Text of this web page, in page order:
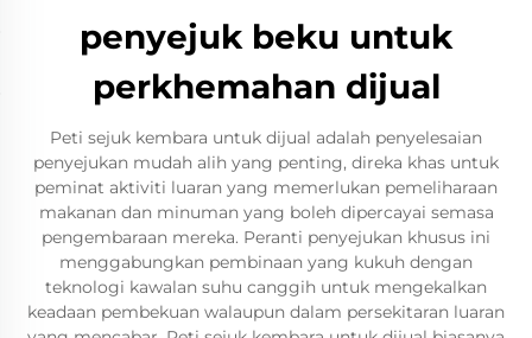
penyejuk beku untuk
perkhemahan dijual
Peti sejuk kembara untuk dijual adalah penyelesaian
penyejukan mudah alih yang penting, direka khas untuk
peminat aktiviti luaran yang memerlukan pemeliharaan
makanan dan minuman yang boleh dipercayai semasa
pengembaraan mereka. Peranti penyejukan khusus ini
menggabungkan pembinaan yang kukuh dengan
teknologi kawalan suhu canggih untuk mengekalkan
keadaan pembekuan walaupun dalam persekitaran luaran